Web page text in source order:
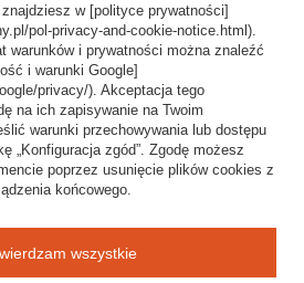
w [polityce prywatności]
pol-privacy-and-cookie-notice.html).
warunków i prywatności można znaleźć
i warunki Google]
privacy/). Akceptacja tego
na ich zapisywanie na Twoim
warunki przechowywania lub dostępu
„Konfiguracja zgód”. Zgodę możesz
poprzez usunięcie plików cookies z
końcowego.
wszystkie